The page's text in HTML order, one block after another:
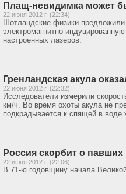
Плащ-невидимка может
22 июня 2012 г. (22:34)
Шотландские физики
электромагнитно
настроенных лазеров.
Гренландская акула
22 июня 2012 г. (22:32)
Исследователи измерили
км/ч. Во время охоты акула не
подкрадывается к спящей в воде
Россия скорбит о
22 июня 2012 г. (22:06)
В 71-ю годовщину начала